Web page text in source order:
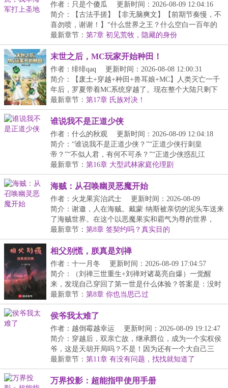
作者：只是个傻瓜
更新时间：2026-08-09 12:04:16
简介：【古法手搓】【非无脑爽文】【前期节奏慢，不
喜勿喷，谢谢！】“什么世界之王？什么空白一百年的
历...
最新章节： 第7章 初见荒牧，隐藏的身份
末世之后，MC玩家开始种田！
作者：绯绯qaq
更新时间：2026-08-08 12:00:31
简介：【废土+穿越+种田+兽耳娘+MC】人类灭亡一千
年后，罗夏带着MC系统穿越了。现在整个大陆只剩下
他这个...
最新章节： 第17章 氏族对决！
谁说我不是正道少侠
作者：什么的秋观
更新时间：2026-08-09 12:04:18
简介：“谁说我不是正道少侠？”“正道少侠行刺皇
帝？”“不似人君，有何不可杀？”“正道少侠惑乱江
湖？...
最新章节： 第16章 大型武林家庭伦理剧
海贼：从召唤幽灵恶魔开始
作者：火龙果宾治武士
更新时间：2026-08-09
12:25:25
简介：谢邀，人在海贼。戴蒙·纳斯被亲切的泥头车送来
了海贼世界。在这个以恶魔果实和霸气为尊的世界，
戴...
最新章节： 第8章 签契约吗？真实目的
相父别慌，朕真是刘禅
作者：十一月冬
更新时间：2026-08-09 17:04:57
简介：（刘禅三世重生+刘禅对诸葛亮自爆）一觉醒
来，发现自己穿回了第一世是什么体验？答案是：没时
间体...
最新章节： 第8章 你也当思己过
侯爷我太难了
作者：越倒霉越幸运
更新时间：2026-08-09 19:12:47
简介：穿越后，双亲亡故，继承爵位，成为一个实权侯
爷，这是天胡开局吗？不是！因为还有一个大自己三
岁，...
最新章节： 第11章 有没有问题，找找就知道了
万界投影：超能指甲使用手册